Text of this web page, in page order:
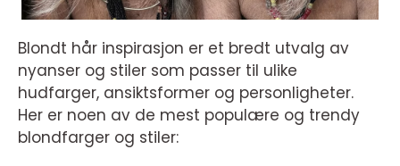
Blondt hår inspirasjon er et bredt utvalg av
nyanser og stiler som passer til ulike
hudfarger, ansiktsformer og personligheter.
Her er noen av de mest populære og trendy
blondfarger og stiler: